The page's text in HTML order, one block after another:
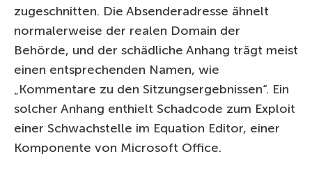
zugeschnitten. Die Absenderadresse ähnelt
normalerweise der realen Domain der
Behörde, und der schädliche Anhang trägt meist
einen entsprechenden Namen, wie
„Kommentare zu den Sitzungsergebnissen“. Ein
solcher Anhang enthielt Schadcode zum Exploit
einer Schwachstelle im Equation Editor, einer
Komponente von Microsoft Office.